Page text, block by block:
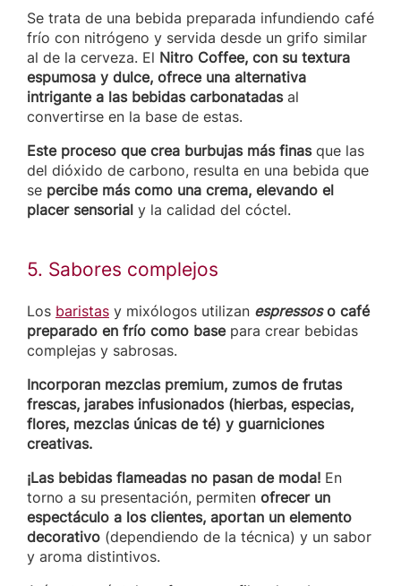
Se trata de una bebida preparada infundiendo café
frío con nitrógeno y servida desde un grifo similar
al de la cerveza. El Nitro Coffee, con su textura
espumosa y dulce, ofrece una alternativa
intrigante a las bebidas carbonatadasal
convertirse en la base de estas.
Este proceso que crea burbujas más finasque las
del dióxido de carbono, resulta en una bebida que
se percibe más como una crema, elevando el
placer sensorial y la calidad del cóctel.
5. Sabores complejos
Los baristas y mixólogos utilizan espressoso café
preparado en frío como base para crear bebidas
complejas y sabrosas.
Incorporan mezclas premium, zumos de frutas
frescas, jarabes infusionados (hierbas, especias,
flores, mezclas únicas de té) y guarniciones
creativas.
¡Las bebidas flameadas no pasan de moda! En
torno a su presentación, permiten ofrecer un
espectáculo a los clientes, aportan un elemento
decorativo (dependiendo de la técnica) y un sabor
y aroma distintivos.